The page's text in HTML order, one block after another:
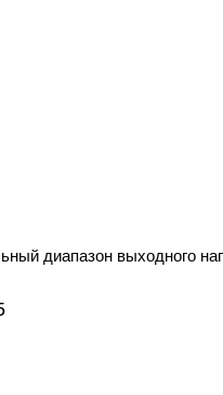
диапазон выходного